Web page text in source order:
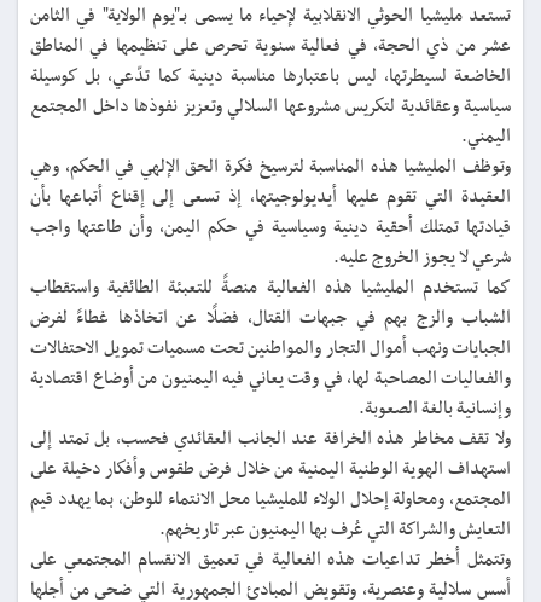
تستعد مليشيا الحوثي الانقلابية لإحياء ما يسمى بـ"يوم الولاية" في الثامن
عشر من ذي الحجة، في فعالية سنوية تحرص على تنظيمها في المناطق
الخاضعة لسيطرتها، ليس باعتبارها مناسبة دينية كما تدّعي، بل كوسيلة
سياسية وعقائدية لتكريس مشروعها السلالي وتعزيز نفوذها داخل المجتمع
اليمني.
وتوظف المليشيا هذه المناسبة لترسيخ فكرة الحق الإلهي في الحكم، وهي
العقيدة التي تقوم عليها أيديولوجيتها، إذ تسعى إلى إقناع أتباعها بأن
قيادتها تمتلك أحقية دينية وسياسية في حكم اليمن، وأن طاعتها واجب
شرعي لا يجوز الخروج عليه.
كما تستخدم المليشيا هذه الفعالية منصةً للتعبئة الطائفية واستقطاب
الشباب والزج بهم في جبهات القتال، فضلًا عن اتخاذها غطاءً لفرض
الجبايات ونهب أموال التجار والمواطنين تحت مسميات تمويل الاحتفالات
والفعاليات المصاحبة لها، في وقت يعاني فيه اليمنيون من أوضاع اقتصادية
وإنسانية بالغة الصعوبة.
ولا تقف مخاطر هذه الخرافة عند الجانب العقائدي فحسب، بل تمتد إلى
استهداف الهوية الوطنية اليمنية من خلال فرض طقوس وأفكار دخيلة على
المجتمع، ومحاولة إحلال الولاء للمليشيا محل الانتماء للوطن، بما يهدد قيم
التعايش والشراكة التي عُرف بها اليمنيون عبر تاريخهم.
وتتمثل أخطر تداعيات هذه الفعالية في تعميق الانقسام المجتمعي على
أسس سلالية وعنصرية، وتقويض المبادئ الجمهورية التي ضحى من أجلها